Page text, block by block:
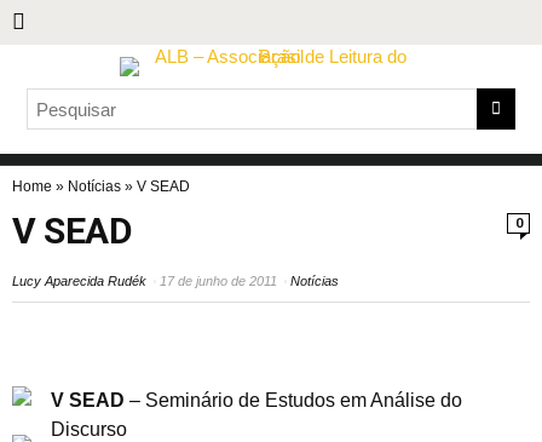
Home » Notícias » V SEAD
0
V SEAD
Lucy Aparecida Rudék 17 de junho de 2011 Notícias
V SEAD – Seminário de Estudos em Análise do
Discurso